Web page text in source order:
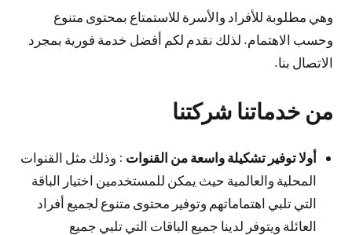
وهي مطلوبة للأفراد والأسرة للاستمتاع بمحتوى متنوع
وحسب الاهتمام. لذلك نقدم لكم أفضل خدمة فورية بمجرد
الاتصال بنا.
من خدماتنا شركتنا
أولا توفير تشكيلة واسعة من القنوات : وذلك مثل القنوات
المحلية والعالمية حيث يمكن للمستخدمين اختيار الباقة
التي تلبي اهتماماتهم وتوفير محتوى متنوع لجميع أفراد
العائلة ويتوفر لدينا جميع الباقات التي تلبي جميع